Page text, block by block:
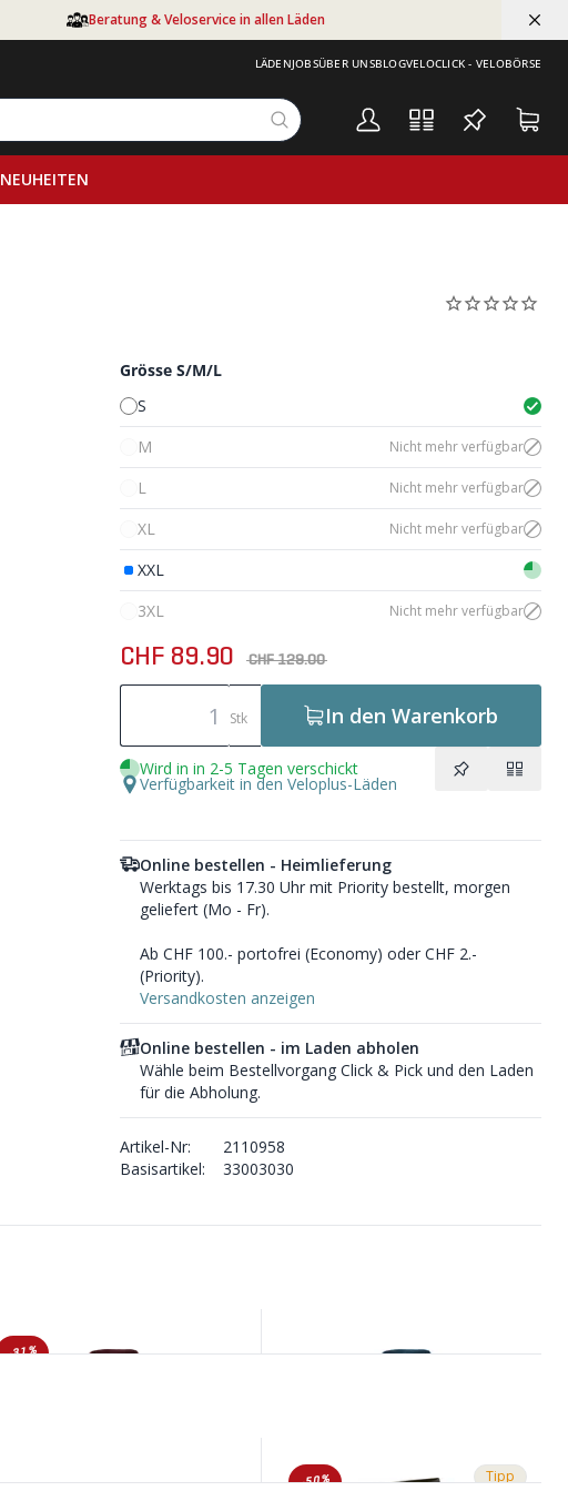
Beratung & Veloservice in allen Läden
LÄDENJOBSÜBER UNSBLOGVELOCLICK - VELOBÖRSE
NEUHEITEN
Grösse S/M/L
S
M
Nicht mehr verfügbar
L Nicht mehr verfügbar
XL Nicht mehr verfügbar
XXL
3XL
Nicht mehr verfügbar
CHF 89.90 CHF 129.00
Stk In den Warenkorb
Wird in in 2-5 Tagen verschickt
Verfügbarkeit in den Veloplus-Läden
Online bestellen - Heimlieferung
Werktags bis 17.30 Uhr mit Priority bestellt, morgen
geliefert (Mo - Fr).
Ab CHF 100.- portofrei (Economy) oder CHF 2.-
(Priority).
Versandkosten anzeigen
Online bestellen - im Laden abholen
Wähle beim Bestellvorgang Click & Pick und den Laden
für die Abholung.
Artikel-Nr:
2110958
Basisartikel:
33003030
-31%
-50% Tipp